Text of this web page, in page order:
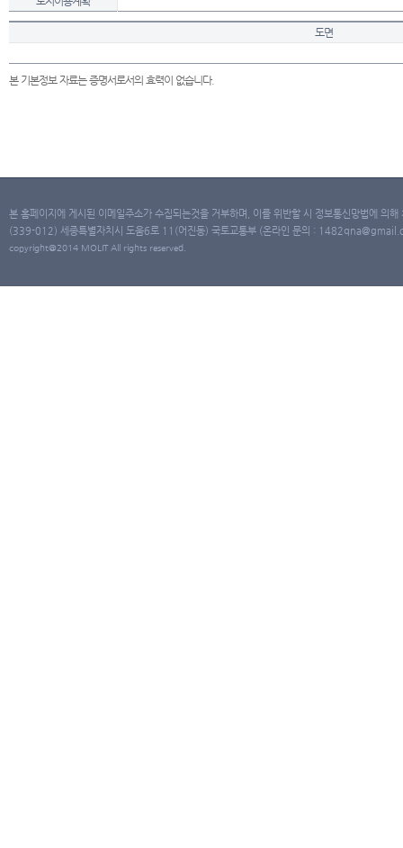
도면
본 기본정보 자료는 증명서로서의 효력이 없습니다.
본 홈페이지에 게시된 이메일주소가 수집되는것을 거부하며, 이를 위반할 시 정보통신망법에 의
(339-012) 세종특별자치시 도움6로 11(어진동) 국토교통부 (온라인 문의 :
copyright@2014 MOLIT All rights reserved.